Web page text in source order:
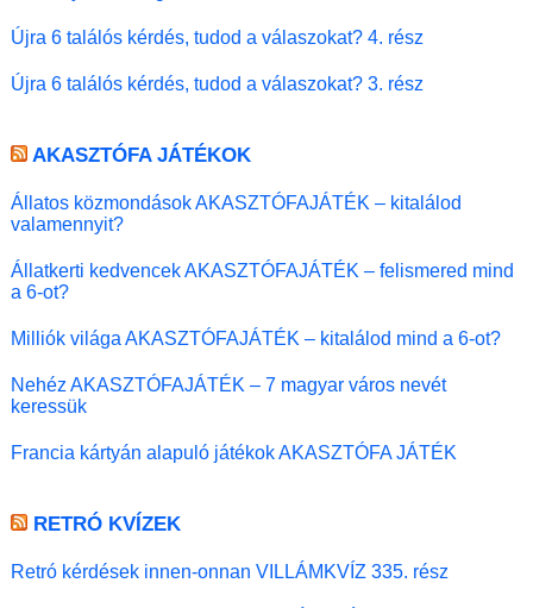
Újra 6 találós kérdés, tudod a válaszokat? 4. rész
Újra 6 találós kérdés, tudod a válaszokat? 3. rész
AKASZTÓFA JÁTÉKOK
Állatos közmondások AKASZTÓFAJÁTÉK – kitalálod
valamennyit?
Állatkerti kedvencek AKASZTÓFAJÁTÉK – felismered mind
a 6-ot?
Milliók világa AKASZTÓFAJÁTÉK – kitalálod mind a 6-ot?
Nehéz AKASZTÓFAJÁTÉK – 7 magyar város nevét
keressük
Francia kártyán alapuló játékok AKASZTÓFA JÁTÉK
RETRÓ KVÍZEK
Retró kérdések innen-onnan VILLÁMKVÍZ 335. rész